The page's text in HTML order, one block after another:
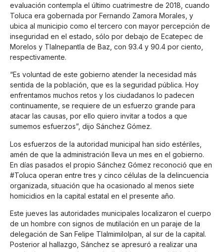
evaluación contempla el último cuatrimestre de 2018, cuando
Toluca era gobernada por Fernando Zamora Morales , y
ubica al municipio como el tercero con mayor percepción de
inseguridad en el estado, sólo por debajo de Ecatepec de
Morelos y Tlalnepantla de Baz , con 93.4 y 90.4 por ciento,
respectivamente.
“Es voluntad de este gobierno atender la necesidad más
sentida de la población, que es la seguridad pública. Hoy
enfrentamos muchos retos y los ciudadanos lo padecen
continuamente, se requiere de un esfuerzo grande para
atacar las causas, por ello quiero invitar a todos a que
sumemos esfuerzos”, dijo Sánchez Gómez.
Los esfuerzos de la autoridad municipal han sido estériles,
amén de que la administración lleva un mes en el gobierno.
En días pasados el propio Sánchez Gómez reconoció que en
#Toluca operan entre tres y cinco células de la delincuencia
organizada, situación que ha ocasionado al menos siete
homicidios en la capital estatal en el presente año.
Este jueves las autoridades municipales localizaron el cuerpo
de un hombre con signos de mutilación en un paraje de la
delegación de San Felipe Tlalmimilolpan, al sur de la capital.
Posterior al hallazgo, Sánchez se apresuró a realizar una